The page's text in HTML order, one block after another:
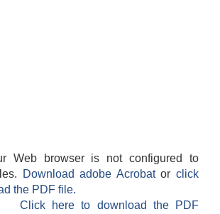
Web browser is not configured to
Download adobe Acrobatorclick
the PDF file.
Click here to download the PDF